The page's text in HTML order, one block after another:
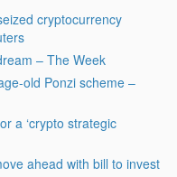
cryptocurrency
– The Week
old Ponzi scheme –
a ‘crypto strategic
ahead with bill to invest